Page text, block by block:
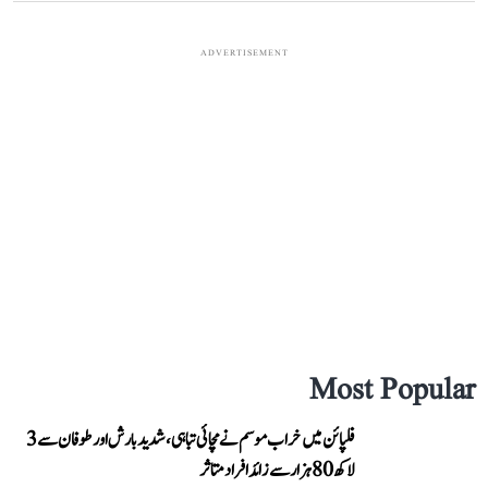
ADVERTISEMENT
Most Popular
فلپائن میں خراب موسم نے مچائی تباہی، شدید بارش اور طوفان سے 3
لاکھ 80 ہزار سے زائد افراد متاثر